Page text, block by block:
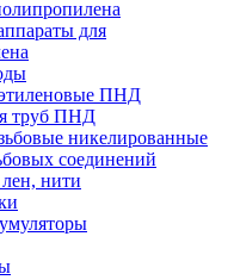
для
ПНД
труб ПНД
никелированные
соединений
нити